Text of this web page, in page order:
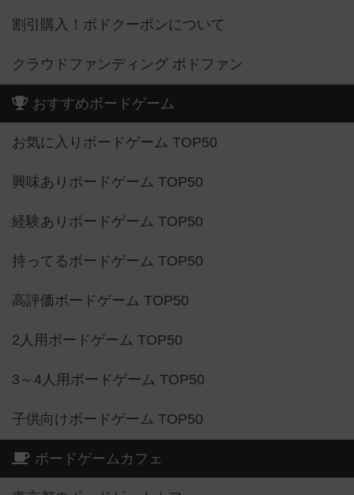
割引購入！ボドクーポンについて
クラウドファンディング ボドファン
おすすめボードゲーム
お気に入りボードゲーム TOP50
興味ありボードゲーム TOP50
経験ありボードゲーム TOP50
持ってるボードゲーム TOP50
高評価ボードゲーム TOP50
2人用ボードゲーム TOP50
3～4人用ボードゲーム TOP50
子供向けボードゲーム TOP50
ボードゲームカフェ